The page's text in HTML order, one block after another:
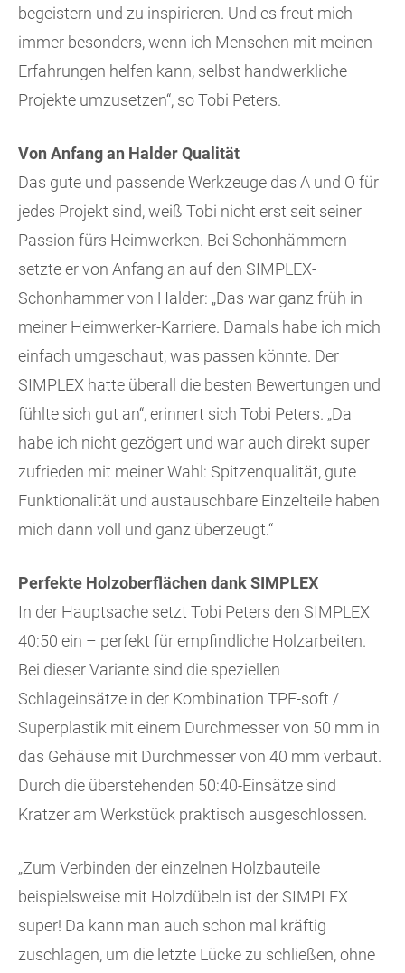
begeistern und zu inspirieren. Und es freut mich
immer besonders, wenn ich Menschen mit meinen
Erfahrungen helfen kann, selbst handwerkliche
Projekte umzusetzen“, so Tobi Peters.
Von Anfang an Halder Qualität
Das gute und passende Werkzeuge das A und O für
jedes Projekt sind, weiß Tobi nicht erst seit seiner
Passion fürs Heimwerken. Bei Schonhämmern
setzte er von Anfang an auf den SIMPLEX-
Schonhammer von Halder: „Das war ganz früh in
meiner Heimwerker-Karriere. Damals habe ich mich
einfach umgeschaut, was passen könnte. Der
SIMPLEX hatte überall die besten Bewertungen und
fühlte sich gut an“, erinnert sich Tobi Peters. „Da
habe ich nicht gezögert und war auch direkt super
zufrieden mit meiner Wahl: Spitzenqualität, gute
Funktionalität und austauschbare Einzelteile haben
mich dann voll und ganz überzeugt.“
Perfekte Holzoberflächen dank SIMPLEX
In der Hauptsache setzt Tobi Peters den SIMPLEX
40:50 ein – perfekt für empfindliche Holzarbeiten.
Bei dieser Variante sind die speziellen
Schlageinsätze in der Kombination TPE-soft /
Superplastik mit einem Durchmesser von 50 mm in
das Gehäuse mit Durchmesser von 40 mm verbaut.
Durch die überstehenden 50:40-Einsätze sind
Kratzer am Werkstück praktisch ausgeschlossen.
„Zum Verbinden der einzelnen Holzbauteile
beispielsweise mit Holzdübeln ist der SIMPLEX
super! Da kann man auch schon mal kräftig
zuschlagen, um die letzte Lücke zu schließen, ohne